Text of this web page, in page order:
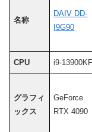
名称
DAIV DD-
I9G90
CPU i9-13900KF
グラフィ
ックス
GeForce
RTX 4090